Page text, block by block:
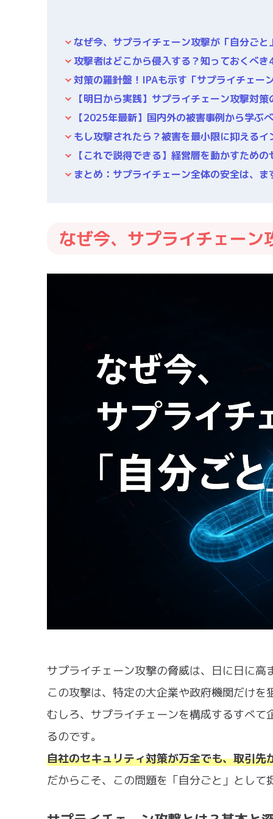
なぜ今、サプライチェーン攻撃が「自分ごと
攻撃者はどこから侵入する？知っておくべき
対策の羅針盤！IPAも示す「サプライチェー
【明日から実践】サプライチェーン攻撃対
【2025年最新】国内外の被害事例から学ぶ
もし攻撃されたら？被害を最小限に抑える
【これで説得できる】経営層を動かすため
まとめ：サプライチェーン全体の安全は、
なぜ今、サプライチェー
サプライチェーン攻撃の脅威は、日に日に高
この攻撃は、特定の大企業や政府機関だけを
むしろ、サプライチェーンを構成するすべ
るのです。
自社のセキュリティ対策が万全でも、取引
だからこそ、この問題を「自分ごと」とし